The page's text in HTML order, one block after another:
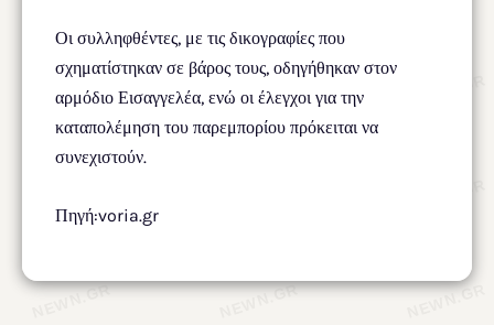
Οι συλληφθέντες, με τις δικογραφίες που
σχηματίστηκαν σε βάρος τους, οδηγήθηκαν στον
αρμόδιο Εισαγγελέα, ενώ οι έλεγχοι για την
καταπολέμηση του παρεμπορίου πρόκειται να
συνεχιστούν.
Πηγή:voria.gr